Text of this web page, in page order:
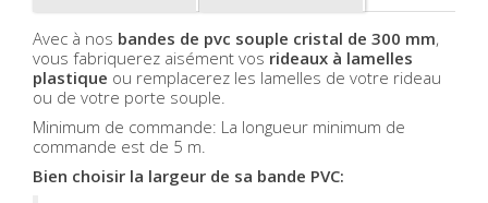
Avec à nos bandes de pvc souple cristal de 300 mm,
vous fabriquerez aisément vos rideaux à lamelles
plastique ou remplacerez les lamelles de votre rideau
ou de votre porte souple.
Minimum de commande: La longueur minimum de
commande est de 5 m.
Bien choisir la largeur de sa bande PVC: